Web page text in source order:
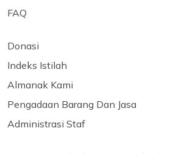
FAQ
Donasi
Indeks Istilah
Almanak Kami
Pengadaan Barang Dan Jasa
Administrasi Staf